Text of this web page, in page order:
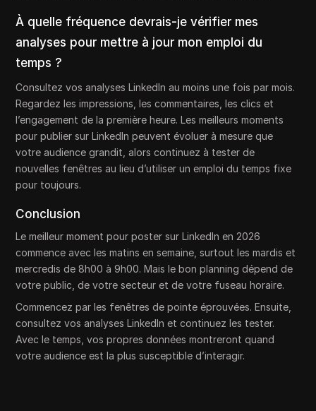
À quelle fréquence devrais-je vérifier mes
analyses pour mettre à jour mon emploi du
temps ?
Consultez vos analyses LinkedIn au moins une fois par mois.
Regardez les impressions, les commentaires, les clics et
l’engagement de la première heure. Les meilleurs moments
pour publier sur LinkedIn peuvent évoluer à mesure que
votre audience grandit, alors continuez à tester de
nouvelles fenêtres au lieu d’utiliser un emploi du temps fixe
pour toujours.
Conclusion
Le meilleur moment pour poster sur LinkedIn en 2026
commence avec les matins en semaine, surtout les mardis et
mercredis de 8h00 à 9h00. Mais le bon planning dépend de
votre public, de votre secteur et de votre fuseau horaire.
Commencez par les fenêtres de pointe éprouvées. Ensuite,
consultez vos analyses LinkedIn et continuez les tester.
Avec le temps, vos propres données montreront quand
votre audience est la plus susceptible d’interagir.